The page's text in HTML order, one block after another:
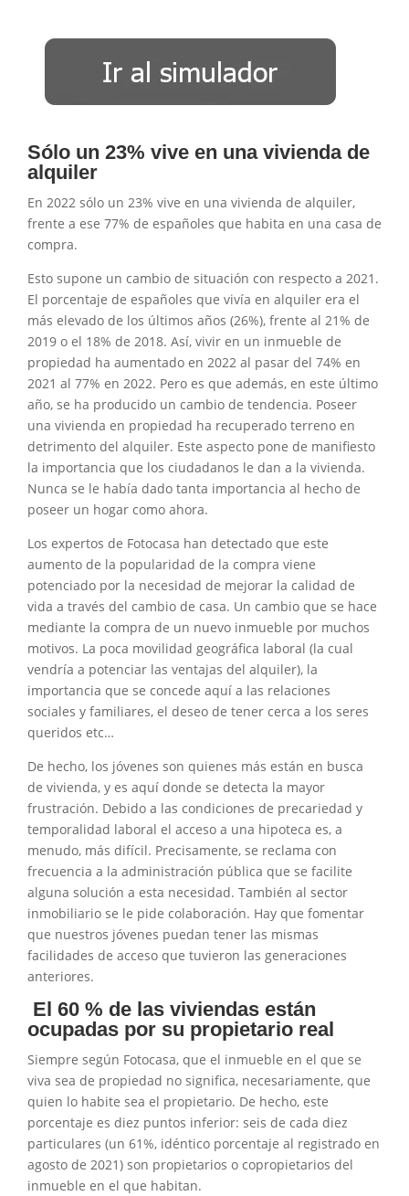
Sólo un 23% vive en una vivienda de
alquiler
En 2022 sólo un 23% vive en una vivienda de alquiler,
frente a ese 77% de españoles que habita en una casa de
compra.
Esto supone un cambio de situación con respecto a 2021.
El porcentaje de españoles que vivía en alquiler era el
más elevado de los últimos años (26%), frente al 21% de
2019 o el 18% de 2018. Así, vivir en un inmueble de
propiedad ha aumentado en 2022 al pasar del 74% en
2021 al 77% en 2022. Pero es que además, en este último
año, se ha producido un cambio de tendencia. Poseer
una vivienda en propiedad ha recuperado terreno en
detrimento del alquiler. Este aspecto pone de manifiesto
la importancia que los ciudadanos le dan a la vivienda.
Nunca se le había dado tanta importancia al hecho de
poseer un hogar como ahora.
Los expertos de Fotocasa han detectado que este
aumento de la popularidad de la compra viene
potenciado por la necesidad de mejorar la calidad de
vida a través del cambio de casa. Un cambio que se hace
mediante la compra de un nuevo inmueble por muchos
motivos. La poca movilidad geográfica laboral (la cual
vendría a potenciar las ventajas del alquiler), la
importancia que se concede aquí a las relaciones
sociales y familiares, el deseo de tener cerca a los seres
queridos etc…
De hecho, los jóvenes son quienes más están en busca
de vivienda, y es aquí donde se detecta la mayor
frustración. Debido a las condiciones de precariedad y
temporalidad laboral el acceso a una hipoteca es, a
menudo, más difícil. Precisamente, se reclama con
frecuencia a la administración pública que se facilite
alguna solución a esta necesidad. También al sector
inmobiliario se le pide colaboración. Hay que fomentar
que nuestros jóvenes puedan tener las mismas
facilidades de acceso que tuvieron las generaciones
anteriores.
El 60 % de las viviendas están
ocupadas por su propietario real
Siempre según Fotocasa, que el inmueble en el que se
viva sea de propiedad no significa, necesariamente, que
quien lo habite sea el propietario. De hecho, este
porcentaje es diez puntos inferior: seis de cada diez
particulares (un 61%, idéntico porcentaje al registrado en
agosto de 2021) son propietarios o copropietarios del
inmueble en el que habitan.